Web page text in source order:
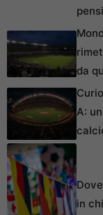
pensi
da
A:
in